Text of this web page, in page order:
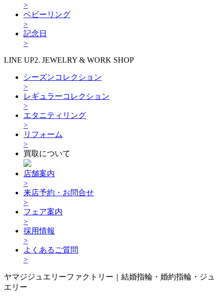
>
ベビーリング
>
記念日
>
LINE UP2. JEWELRY & WORK SHOP
シーズンコレクション
>
レギュラーコレクション
>
エタニティリング
>
リフォーム
>
買取について
店舗案内
>
来店予約・お問合せ
>
フェア案内
>
採用情報
>
よくあるご質問
>
ヤマジジュエリーファクトリー｜結婚指輪・婚約指輪・ジュ
エリー